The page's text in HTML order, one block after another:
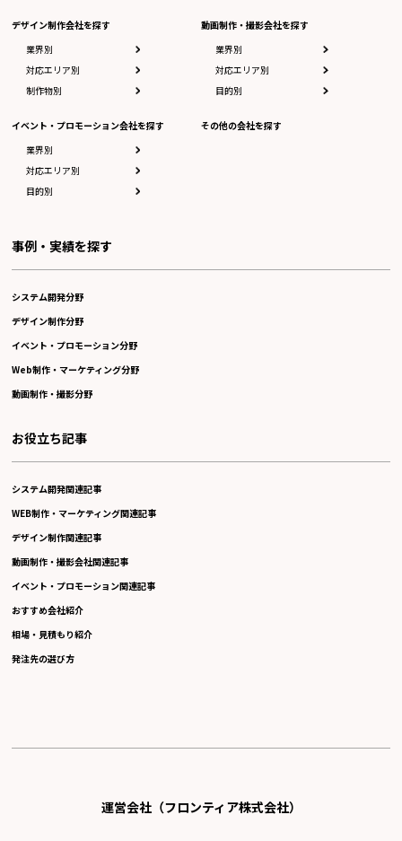
デザイン制作会社を探す
業界別
対応エリア別
制作物別
イベント・プロモーション会社を探す
業界別
対応エリア別
目的別
動画制作・撮影会社を探す
業界別
対応エリア別
目的別
その他の会社を探す
事例・実績を探す
システム開発分野
デザイン制作分野
イベント・プロモーション分野
Web制作・マーケティング分野
動画制作・撮影分野
お役立ち記事
システム開発関連記事
WEB制作・マーケティング関連記事
デザイン制作関連記事
動画制作・撮影会社関連記事
イベント・プロモーション関連記事
おすすめ会社紹介
相場・見積もり紹介
発注先の選び方
運営会社（フロンティア株式会社）